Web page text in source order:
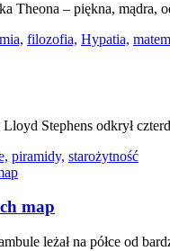
Theona – piękna, mądra,
filozofia, Hypatia,
Stephens odkrył
piramidy, starożytność
map
leżał na półce od